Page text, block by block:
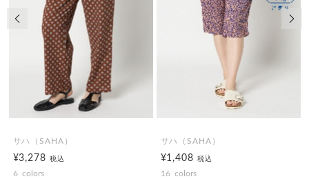
サハ（SAHA）
¥3,278税込
6 colors
サハ（SAHA）
¥1,408税込
16 colors
前の画像